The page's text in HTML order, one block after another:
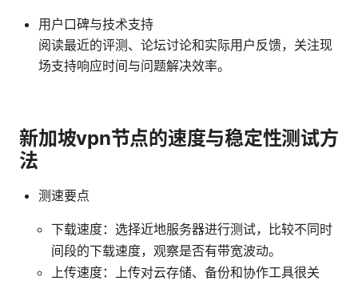
用户口碑与技术支持
阅读最近的评测、论坛讨论和实际用户反馈，关注现
场支持响应时间与问题解决效率。
新加坡vpn节点的速度与稳定性测试方
法
测速要点
下载速度：选择近地服务器进行测试，比较不同时
间段的下载速度，观察是否有带宽波动。
上传速度：上传对云存储、备份和协作工具很关